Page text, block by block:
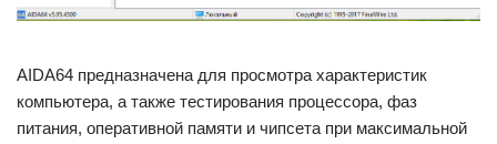
AIDA64 предназначена для просмотра характеристик
компьютера, а также тестирования процессора, фаз
питания, оперативной памяти и чипсета при максимальной